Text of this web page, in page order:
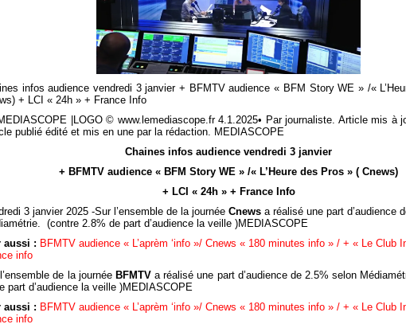
infos audience vendredi 3 janvier + BFMTV audience « BFM Story WE » /«
+ LCI « 24h » + France Info
MEDIASCOPE |LOGO © www.lemediascope.fr 4.1.2025• Par journaliste. Article mis à
publié édité et mis en une par la rédaction. MEDIASCOPE
Chaines infos audience vendredi 3 janvier
+ BFMTV audience « BFM Story WE » /« L’Heure des Pros » ( Cnews)
+ LCI « 24h » + France Info
3 janvier 2025 -Sur l’ensemble de la journée Cnews a réalisé une part d’audience
(contre 2.8% de part d’audience la veille )MEDIASCOPE
aussi : BFMTV audience « L’aprèm ‘info »/ Cnews « 180 minutes info » / + « Le Club
info
de la journée BFMTVa réalisé une part d’audience de 2.5% selon
part d’audience la veille )MEDIASCOPE
aussi : BFMTV audience « L’aprèm ‘info »/ Cnews « 180 minutes info » / + « Le Club
info